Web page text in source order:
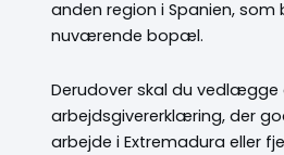
anden region i Spanien,
nuværende bopæl.
Derudover skal du vedlægge
arbejdsgivererklæring, der
arbejde i Extremadura eller